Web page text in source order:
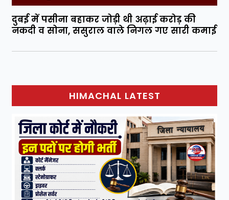
दुबई में पसीना बहाकर जोड़ी थी अढ़ाई करोड़ की
नकदी व सोना, ससुराल वाले निगल गए सारी कमाई
HIMACHAL LATEST